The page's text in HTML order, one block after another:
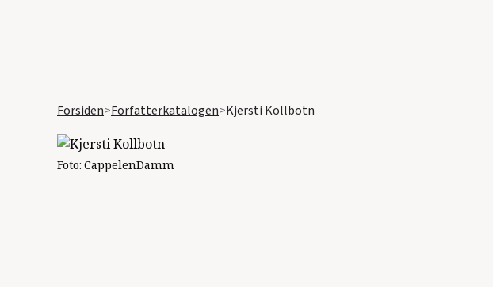
Forsiden>Forfatterkatalogen>Kjersti Kollbotn
Foto: CappelenDamm